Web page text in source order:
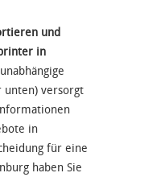
und
in
unten) versorgt
in
für eine
haben Sie